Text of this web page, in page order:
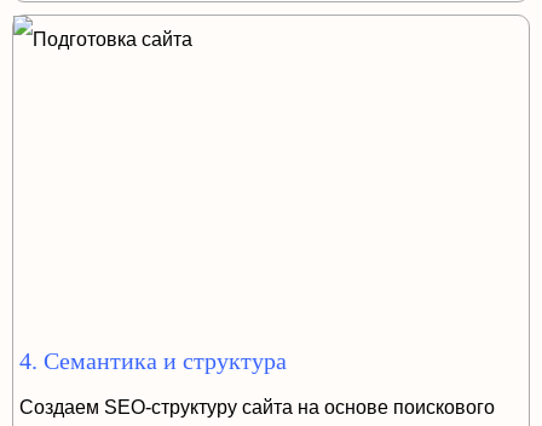
4. Семантика и структура
Создаем SEO-структуру сайта на основе поискового